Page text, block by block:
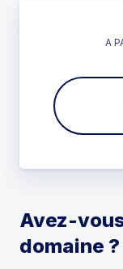
A
Avez-
domaine ?